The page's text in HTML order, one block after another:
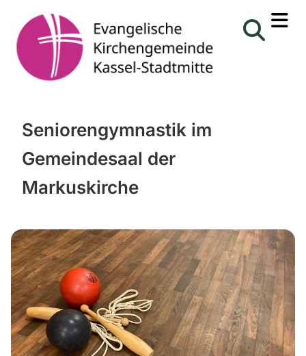
Seniorengymnastik im
Gemeindesaal der
Markuskirche